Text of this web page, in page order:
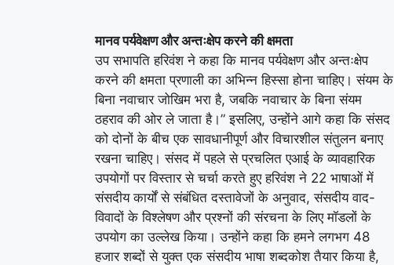
मानव पर्यवेक्षण और अन्तःक्षेप करने की क्षमता
उप सभापति हरिवंश ने कहा कि मानव पर्यवेक्षण और अन्तःक्षेप
करने की क्षमता प्रणाली का अभिन्न हिस्सा होना चाहिए। संयम के
बिना नवाचार जोखिम भरा है, जबकि नवाचार के बिना संयम
ठहराव की ओर ले जाता है।” इसलिए, उन्होंने आगे कहा कि संसद
को दोनों के बीच एक सावधानीपूर्ण और विचारशील संतुलन बनाए
रखना चाहिए। संसद में पहले से प्रचलित एआई के व्यावहारिक
उपयोगों पर विस्तार से चर्चा करते हुए हरिवंश ने 22 भाषाओं में
संसदीय कार्यों से संबंधित दस्तावेजों के अनुवाद, संसदीय वाद-
विवादों के विश्लेषण और प्रश्नों की संरचना के लिए मॉडलों के
उपयोग का उल्लेख किया। उन्होंने कहा कि हमने लगभग 48
हजार शब्दों से युक्त एक संसदीय भाषा शब्दकोश तैयार किया है,